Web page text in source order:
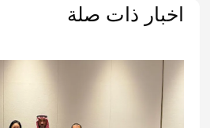
اخبار ذات صلة